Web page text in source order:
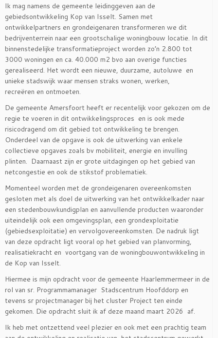
Ik mag namens de gemeente leidinggeven aan de
gebiedsontwikkeling Kop van Isselt. Samen met
ontwikkelpartners en grondeigenaren transformeren we dit
bedrijventerrein naar een grootschalige woningbouw locatie. In dit
binnenstedelijke transformatieproject worden zo’n 2.800 tot
3000 woningen en ca. 40.000 m2 bvo aan overige functies
gerealiseerd. Het wordt een nieuwe, duurzame, autoluwe en
unieke stadswijk waar mensen straks wonen, werken,
recreëren en ontmoeten.
De gemeente Amersfoort heeft er recentelijk voor gekozen om de
regie te voeren in dit ontwikkelingsproces en is ook mede
risicodragend om dit gebied tot ontwikkeling te brengen.
Onderdeel van de opgave is ook de uitwerking van enkele
collectieve opgaves zoals bv mobiliteit, energie en invulling
plinten. Daarnaast zijn er grote uitdagingen op het gebied van
netcongestie en ook de stikstof problematiek.
Momenteel worden met de grondeigenaren overeenkomsten
gesloten met als doel de uitwerking van het ontwikkelkader naar
een stedenbouwkundigplan en aanvullende producten waaronder
uiteindelijk ook een omgevingsplan, een grondexploitatie
(gebiedsexploitatie) en vervolgovereenkomsten. De nadruk ligt
van deze opdracht ligt vooral op het gebied van planvorming,
realisatiekracht en voortgang van de woningbouwontwikkeling in
de Kop van Isselt.
Hiermee is mijn opdracht voor de gemeente Haarlemmermeer in de
rol van sr. Programmamanager Stadscentrum Hoofddorp en
tevens sr projectmanager bij het cluster Project ten einde
gekomen. Die opdracht sluit ik af deze maand maart 2026 af.
Ik heb met ontzettend veel plezier en ook met een prachtig team